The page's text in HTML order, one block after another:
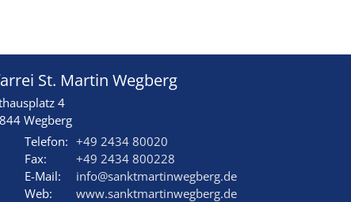
St. Martin Wegberg
4
Wegberg
Telefon: +49 2434 80020
Fax:
+49 2434 800228
E-Mail:
info@sanktmartinwegberg.de
Web:
www.sanktmartinwegberg.de